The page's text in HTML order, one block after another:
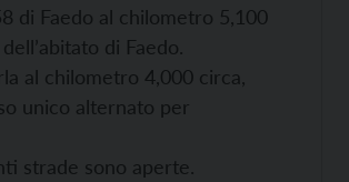
di Faedo al chilometro 5,100
di Faedo.
al chilometro 4,000 circa,
unico alternato per
strade sono aperte.